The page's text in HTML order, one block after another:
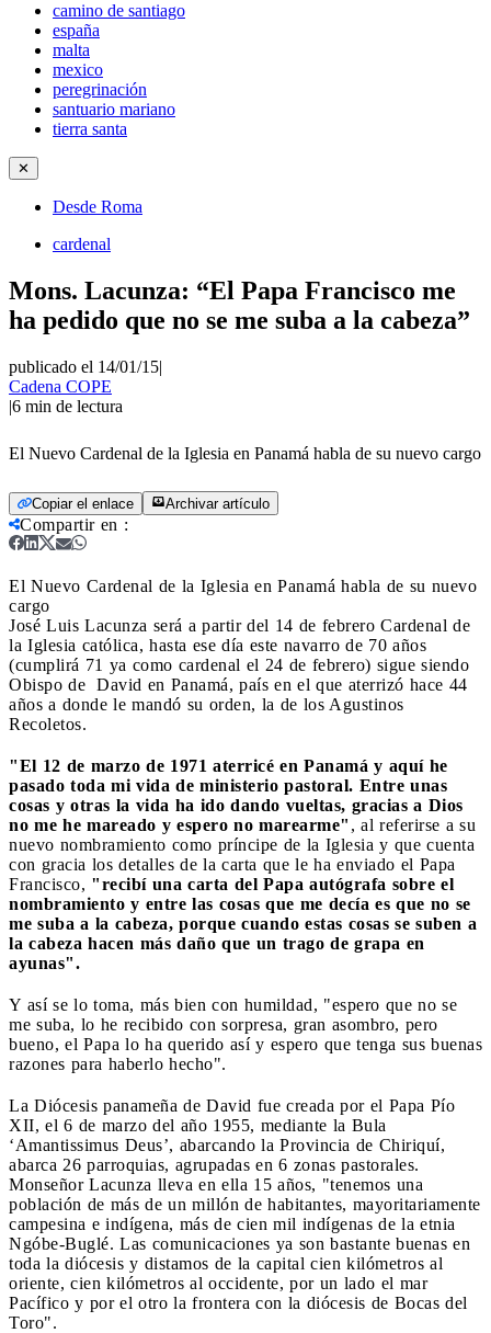
camino de santiago
españa
malta
mexico
peregrinación
santuario mariano
tierra santa
✕
Desde Roma
cardenal
Mons. Lacunza: “El Papa Francisco me
ha pedido que no se me suba a la cabeza”
publicado el 14/01/15|
Cadena COPE
|6 min de lectura
El Nuevo Cardenal de la Iglesia en Panamá habla de su nuevo cargo
Copiar el enlace Archivar artículo
Compartir en :
El Nuevo Cardenal de la Iglesia en Panamá habla de su nuevo
cargo
José Luis Lacunza será a partir del 14 de febrero Cardenal de
la Iglesia católica, hasta ese día este navarro de 70 años
(cumplirá 71 ya como cardenal el 24 de febrero) sigue siendo
Obispo de David en Panamá, país en el que aterrizó hace 44
años a donde le mandó su orden, la de los Agustinos
Recoletos.
"El 12 de marzo de 1971 aterricé en Panamá y aquí he
pasado toda mi vida de ministerio pastoral. Entre unas
cosas y otras la vida ha ido dando vueltas, gracias a Dios
no me he mareado y espero no marearme" , al referirse a su
nuevo nombramiento como príncipe de la Iglesia y que cuenta
con gracia los detalles de la carta que le ha enviado el Papa
Francisco, "recibí una carta del Papa autógrafa sobre el
nombramiento y entre las cosas que me decía es que no se
me suba a la cabeza, porque cuando estas cosas se suben a
la cabeza hacen más daño que un trago de grapa en
ayunas".
Y así se lo toma, más bien con humildad, "espero que no se
me suba, lo he recibido con sorpresa, gran asombro, pero
bueno, el Papa lo ha querido así y espero que tenga sus buenas
razones para haberlo hecho".
La Diócesis panameña de David fue creada por el Papa Pío
XII, el 6 de marzo del año 1955, mediante la Bula
‘Amantissimus Deus’, abarcando la Provincia de Chiriquí,
abarca 26 parroquias, agrupadas en 6 zonas pastorales.
Monseñor Lacunza lleva en ella 15 años, "tenemos una
población de más de un millón de habitantes, mayoritariamente
campesina e indígena, más de cien mil indígenas de la etnia
Ngóbe-Buglé. Las comunicaciones ya son bastante buenas en
toda la diócesis y distamos de la capital cien kilómetros al
oriente, cien kilómetros al occidente, por un lado el mar
Pacífico y por el otro la frontera con la diócesis de Bocas del
Toro".